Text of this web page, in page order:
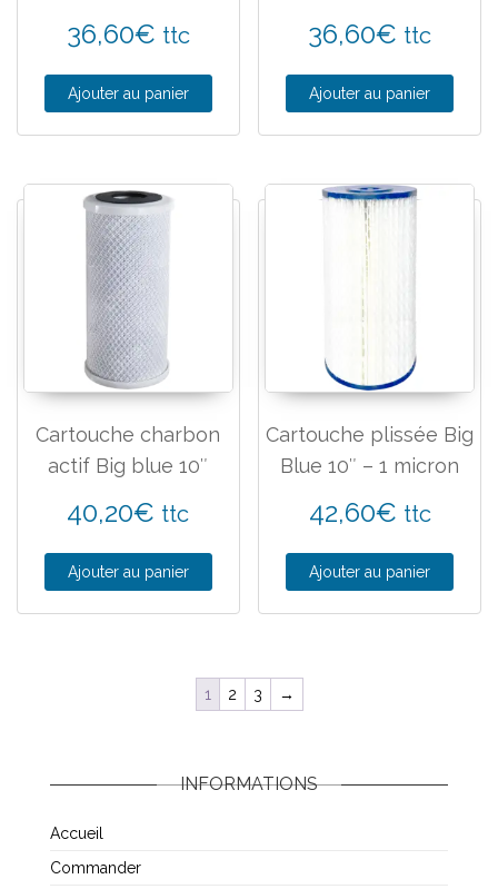
36,60€ ttc
Ajouter au panier
36,60€ ttc
Ajouter au panier
Cartouche charbon
actif Big blue 10″
40,20€ ttc
Ajouter au panier
Cartouche plissée Big
Blue 10″ – 1 micron
42,60€ ttc
Ajouter au panier
1 2 3 →
INFORMATIONS
Accueil
Commander